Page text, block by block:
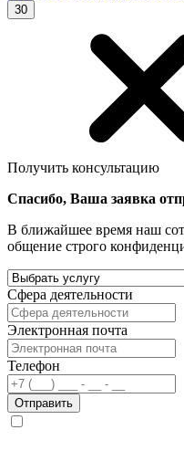
30
Получить консультацию
Спасибо, Ваша заявка
В ближайшее время наш
общение строго
Сфера деятельности
Электронная почта
Телефон
Отправить